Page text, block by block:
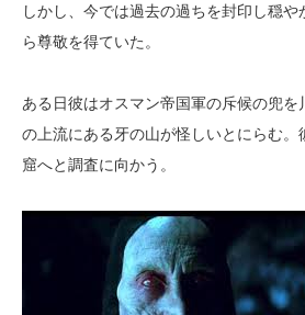
しかし、今では過去の過ちを封印し穏
ら尊敬を得ていた。
ある日彼はオスマン帝国軍の斥候の兜を
の上流にある牙の山が怪しいとにらむ。
窟へと調査に向かう。